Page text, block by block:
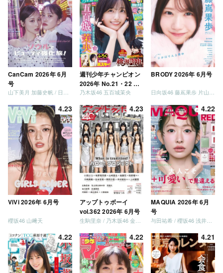
CanCam 2026年 6月
号
週刊少年チャンピオン
2026年 No.21・22 合
併号
乃木坂46 五百城茉央
BRODY 2026年 6月号
4.23
ViVi 2026年 6月号
櫻坂46 山﨑天
4.23
アップトゥボーイ
vol.362 2026年 6月号
4.22
MAQUIA 2026年 6月
号
4.22 4.22 4.21